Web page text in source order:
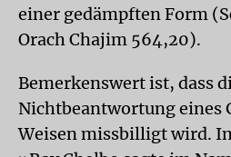
einer gedämpften Form
Orach Chajim 564,20).
Bemerkenswert ist, dass
Nichtbeantwortung eines
Weisen missbilligt wird.